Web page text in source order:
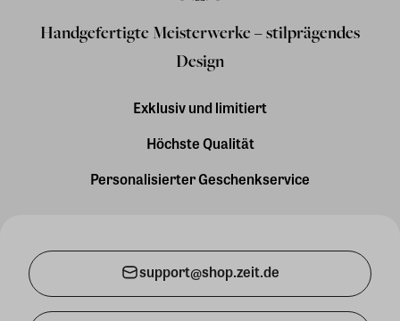
Handgefertigte Meisterwerke – stilprägendes
Design
Exklusiv und limitiert
Höchste Qualität
Personalisierter Geschenkservice
support@shop.zeit.de